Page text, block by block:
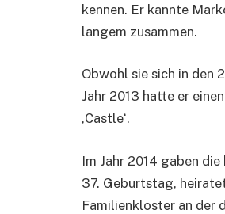
kennen. Er kannte
langem zusammen.
Obwohl sie sich in den
Jahr 2013 hatte er
‚Castle‘.
Im Jahr 2014 gaben
37. Geburtstag,
Familienkloster an der